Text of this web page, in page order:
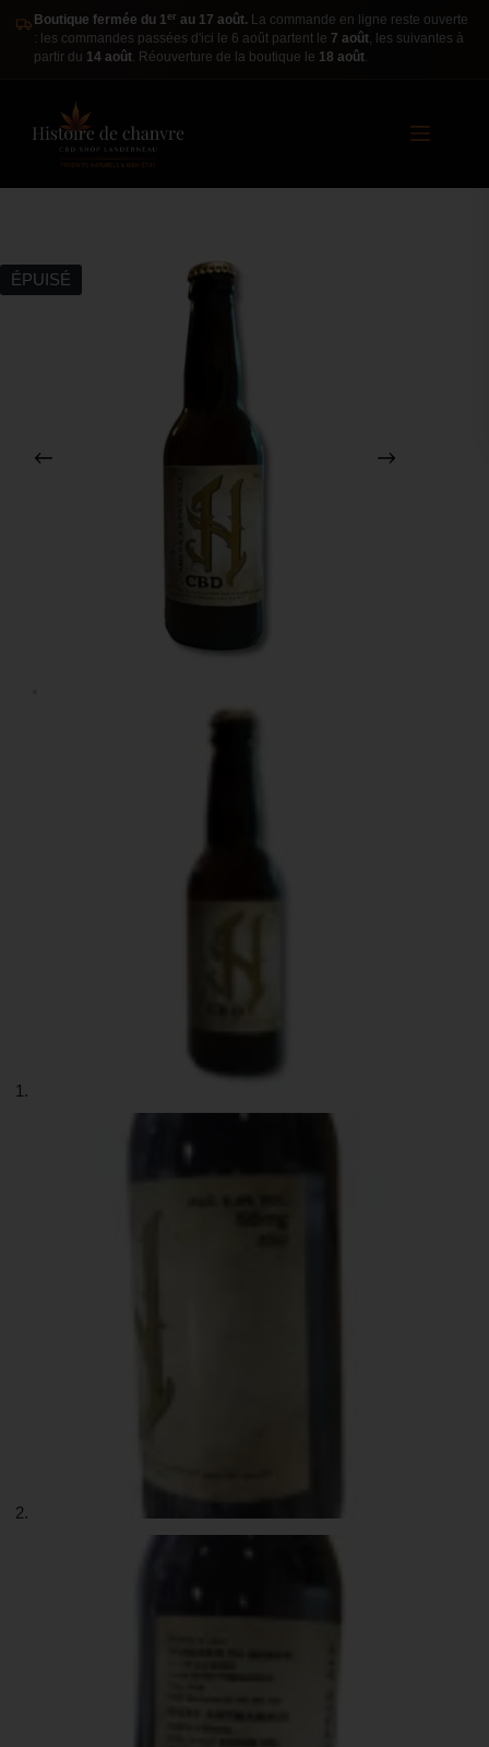
Boutique fermée du 1er au 17 août. La commande en ligne reste ouverte
: les commandes passées d'ici le 6 août partent le 7 août, les suivantes à
partir du 14 août. Réouverture de la boutique le 18 août.
ÉPUISÉ